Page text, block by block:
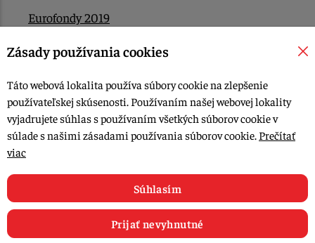
Eurofondy 2019
Eurofondy 2022/2023
Kontakt
© 2015-2026, LIANA GOLIAŠ s.r.o. všetky práva vyhradené.
Upraviť nastavenia Cookies
Zásady používania cookies
Táto webová lokalita používa súbory cookie na zlepšenie
používateľskej skúsenosti. Používaním našej webovej lokality
vyjadrujete súhlas s používaním všetkých súborov cookie v
súlade s našimi zásadami používania súborov cookie. Prečítať
viac
Súhlasím
Prijať nevyhnutné